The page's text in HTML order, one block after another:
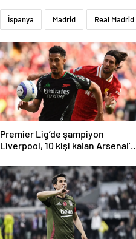
İspanya Madrid Real Madrid
Premier Lig’de şampiyon
Liverpool, 10 kişi kalan Arsenal’e